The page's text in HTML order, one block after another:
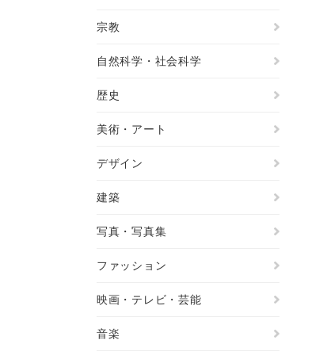
宗教
自然科学・社会科学
歴史
美術・アート
デザイン
建築
写真・写真集
ファッション
映画・テレビ・芸能
音楽